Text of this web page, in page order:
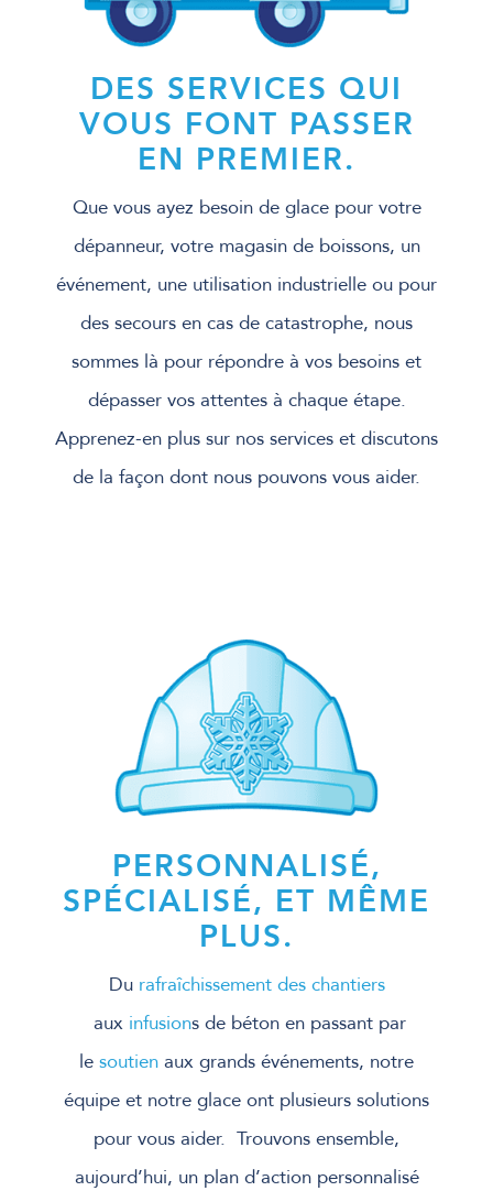
DES SERVICES QUI
VOUS FONT PASSER
EN PREMIER.
Que vous ayez besoin de glace pour votre
dépanneur, votre magasin de boissons, un
événement, une utilisation industrielle ou pour
des secours en cas de catastrophe, nous
sommes là pour répondre à vos besoins et
dépasser vos attentes à chaque étape.
Apprenez-en plus sur nos services et discutons
de la façon dont nous pouvons vous aider.
PERSONNALISÉ,
SPÉCIALISÉ, ET MÊME
PLUS.
Du rafraîchissement des chantiers
aux infusions de béton en passant par
le soutien aux grands événements, notre
équipe et notre glace ont plusieurs solutions
pour vous aider. Trouvons ensemble,
aujourd’hui, un plan d’action personnalisé